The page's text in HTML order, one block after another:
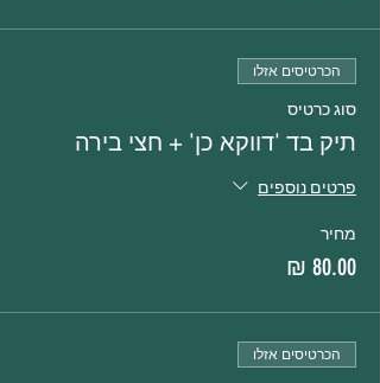
הכרטיסים אזלו
סוג כרטיס
תיק בד 'דווקא כן' + חצי בירה
פרטים נוספים
מחיר
הכרטיסים אזלו